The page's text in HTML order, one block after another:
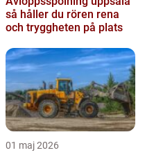
så håller du rören rena
och tryggheten på plats
01 maj 2026